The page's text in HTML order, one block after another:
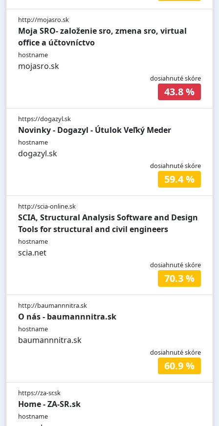
http://mojasro.sk
Moja SRO- založenie sro, zmena sro, virtual
office a účtovníctvo
hostname
mojasro.sk
dosiahnuté skóre
43.8 %
https://dogazyl.sk
Novinky - Dogazyl - Útulok Veľký Meder
hostname
dogazyl.sk
dosiahnuté skóre
59.4 %
http://scia-online.sk
SCIA, Structural Analysis Software and Design
Tools for structural and civil engineers
hostname
scia.net
dosiahnuté skóre
70.3 %
http://baumannnitra.sk
O nás - baumannnitra.sk
hostname
baumannnitra.sk
dosiahnuté skóre
60.9 %
https://za-sr.sk
Home - ZA-SR.sk
hostname